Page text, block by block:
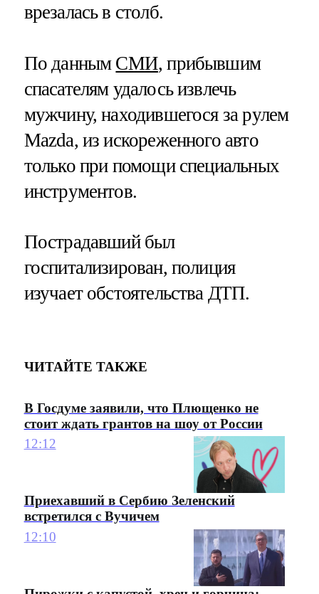
врезалась в столб.
По данным СМИ, прибывшим
спасателям удалось извлечь
мужчину, находившегося за рулем
Mazda, из искореженного авто
только при помощи специальных
инструментов.
Пострадавший был
госпитализирован, полиция
изучает обстоятельства ДТП.
ЧИТАЙТЕ ТАКЖЕ
В Госдуме заявили, что Плющенко не
стоит ждать грантов на шоу от России
12:12
Приехавший в Сербию Зеленский
встретился с Вучичем
12:10